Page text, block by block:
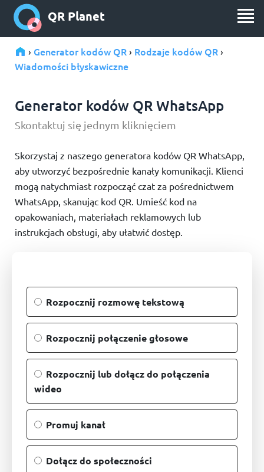
QR Planet
› Generator kodów QR › Rodzaje kodów QR ›
Wiadomości błyskawiczne
Generator kodów QR WhatsApp
Skontaktuj się jednym kliknięciem
Skorzystaj z naszego generatora kodów QR WhatsApp,
aby utworzyć bezpośrednie kanały komunikacji. Klienci
mogą natychmiast rozpocząć czat za pośrednictwem
WhatsApp, skanując kod QR. Umieść kod na
opakowaniach, materiałach reklamowych lub
instrukcjach obsługi, aby ułatwić dostęp.
Rozpocznij rozmowę tekstową
Rozpocznij połączenie głosowe
Rozpocznij lub dołącz do połączenia
wideo
Promuj kanał
Dołącz do społeczności